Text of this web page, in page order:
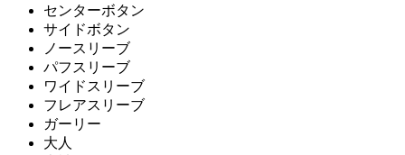
センターボタン
サイドボタン
ノースリーブ
パフスリーブ
ワイドスリーブ
フレアスリーブ
ガーリー
大人